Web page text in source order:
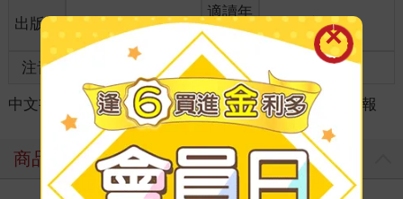
出版地 台灣
適讀年
齡
4~6歲適讀
注音 級別
中文書 童書/青少年 ＞ 學習玩教具 ＞ 掛圖/海報
商品評價